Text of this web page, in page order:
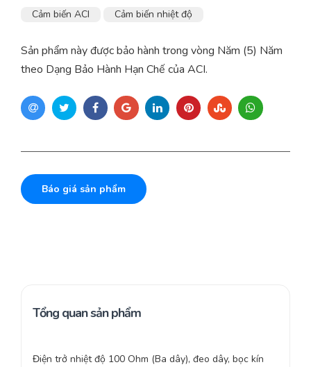
Cảm biến ACI Cảm biến nhiệt độ
Sản phẩm này được bảo hành trong vòng Năm (5) Năm
theo Dạng Bảo Hành Hạn Chế của ACI.
Báo giá sản phẩm
Tổng quan sản phẩm
Điện trở nhiệt độ 100 Ohm (Ba dây), đeo dây, bọc kín